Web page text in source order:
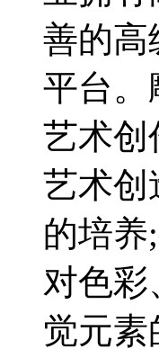
善的高
平台。
艺术创
艺术创
的培
对色
觉元